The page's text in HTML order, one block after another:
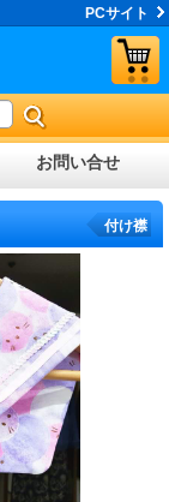
PCサイト
お問い合せ
付け襟